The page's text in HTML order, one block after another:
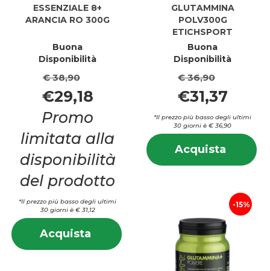
ESSENZIALE 8+
ARANCIA RO 300G
Buona
Disponibilità
€ 38,90
€29,18
Promo
limitata alla
disponibilità
del prodotto
*Il prezzo più basso degli ultimi
30 giorni è € 31,12
Acquista
Acquista ESSENZIALE
Informazioni
su ESSENZIALE
GLUTAMMINA
POLV300G
ETICHSPORT
Buona
Disponibilità
€ 36,90
€31,37
*Il prezzo più basso degli ultimi
30 giorni è € 36,90
Acquista
15%